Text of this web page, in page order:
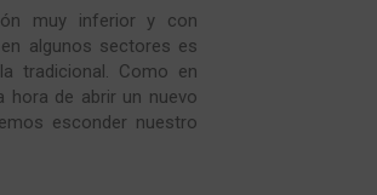
muy inferior y con
algunos sectores es
tradicional. Como en
hora de abrir un nuevo
esconder nuestro